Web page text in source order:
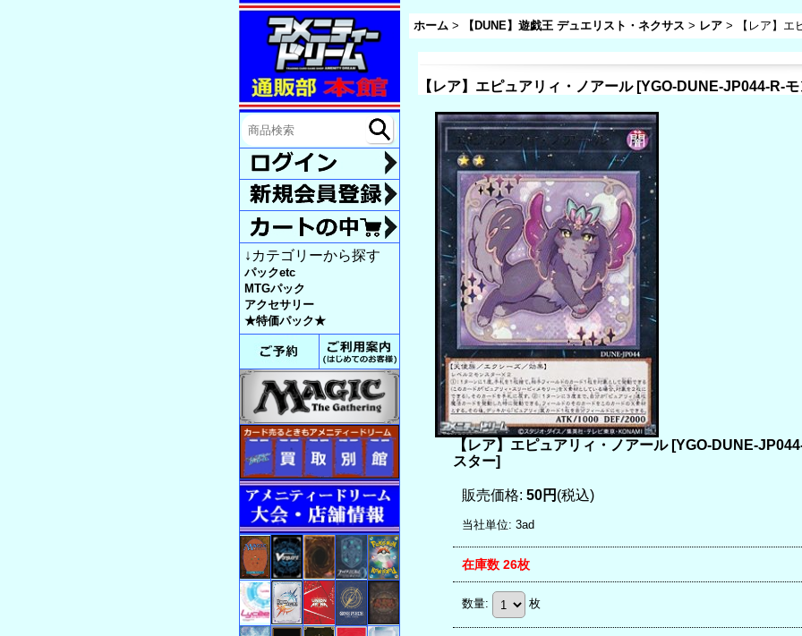
ホーム > 【DUNE】遊戯王 デュエリスト・ネクサス > レア > 【レア】
↓カテゴリーから探す
パックetc
MTGパック
アクセサリー
★特価パック★
【レア】エピュアリィ・ノアール [YGO-DUNE-JP044-R-
【レア】エピュアリィ・ノアール [YGO-DUNE-
スター]
販売価格: 50円 (税込)
当社単位: 3ad
在庫数 26枚
数量: 枚